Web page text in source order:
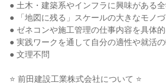
● 土木・建築系やインフラに興味がある
● 「地図に残る」スケールの大きなモノ
● ゼネコンや施工管理の仕事内容を具体
● 実践ワークを通して自分の適性や就活
● 文理不問
⭐ 前田建設工業株式会社について ⭐